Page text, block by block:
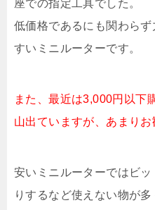
座での指定工具でした。
低価格であるにも関わら
すいミニルーターです。
また、最近は3,000円以下
山出ていますが、あまりお
安いミニルーターではビ
りするなど使えない物が多